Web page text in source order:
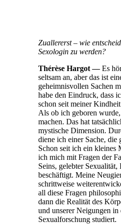
Zuallererst – wie
Sexologin zu werden?
Thérèse Hargot — Es
seltsam an, aber das ist
geheimnisvollen Sachen
habe den Eindruck, dass
schon seit meiner
Als ob ich geboren
machen. Das hat
mystische Dimension.
diene ich einer Sache, die
Schon seit ich ein kleines
ich mich mit Fragen der
Seins, gelebter
beschäftigt. Meine
schrittweise
all diese Fragen
dann die Realität des
und unserer Neigungen in
Sexualforschung studiert.